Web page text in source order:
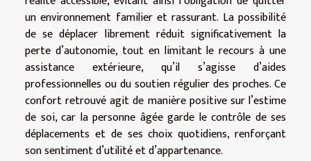
un environnement familier et rassurant. La possibilité
de se déplacer librement réduit significativement la
perte d’autonomie, tout en limitant le recours à une
assistance extérieure, qu’il s’agisse d’aides
professionnelles ou du soutien régulier des proches. Ce
confort retrouvé agit de manière positive sur l’estime
de soi, car la personne âgée garde le contrôle de ses
déplacements et de ses choix quotidiens, renforçant
son sentiment d’utilité et d’appartenance.